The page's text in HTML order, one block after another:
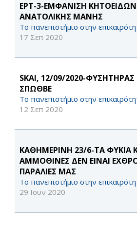
ΕΡΤ-3-ΕΜΦΑΝΙΣΗ
ΑΝΑΤΟΛΙΚΗΣ ΜΑΝΗΣ
Το πανεπιστήμιο στην
17 Σεπ 2020
SKAI, 12/09/2020-
ΣΠΩΘΒΕ
Το πανεπιστήμιο στην
12 Σεπ 2020
ΚΑΘΗΜΕΡΙΝΗ 23/6-ΤΑ ΦΥΚΙΑ
ΑΜΜΟΘΙΝΕΣ ΔΕΝ ΕΙΝΑΙ
ΠΑΡΑΛΙΕΣ ΜΑΣ
Το πανεπιστήμιο στην
29 Ιουν 2020